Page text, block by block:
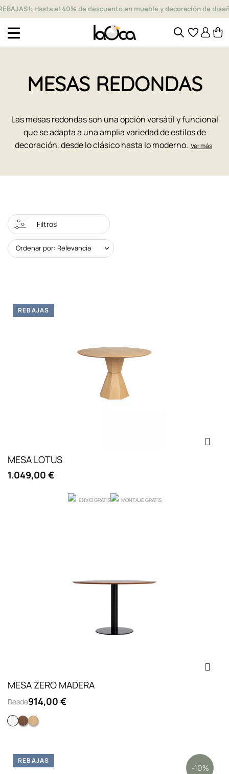
Muebles y decoración de diseño desde hace más de 40 años
MESAS REDONDAS
Las mesas redondas son una opción versátil y funcional
que se adapta a una amplia variedad de estilos de
decoración, desde lo clásico hasta lo moderno. Ver más
Filtros
Ordenar por: Relevancia
MESA LOTUS
1.049,00 €
ENVIO GRATIS MONTAJE GRATIS
REBAJAS
MESA ZERO MADERA
Desde914,00 €
Lacado blanco
NogalRoble
-10%
REBAJAS